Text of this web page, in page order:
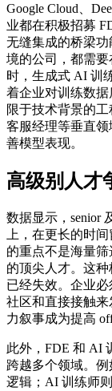
Google Cloud、
业都在积极招募
无缝集成的桥梁
境的公司，都需
时，生成式 AI 训
着企业对训练数
限于技术背景的
客服经理等垂直
善模型表现。
高级别人才
数据显示，senior
上，在更长的时
的重点不是海量
的顶尖人才。这
已经失效。企业
社区和直接接触
力叙事成为提高
此外，FDE 和 AI
跨越多个领域。
逻辑；AI 训练师